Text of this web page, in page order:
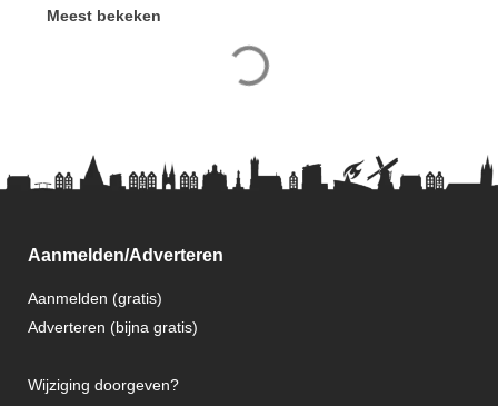
Meest bekeken
Aanmelden/Adverteren
Aanmelden (gratis)
Adverteren (bijna gratis)
Wijziging doorgeven?